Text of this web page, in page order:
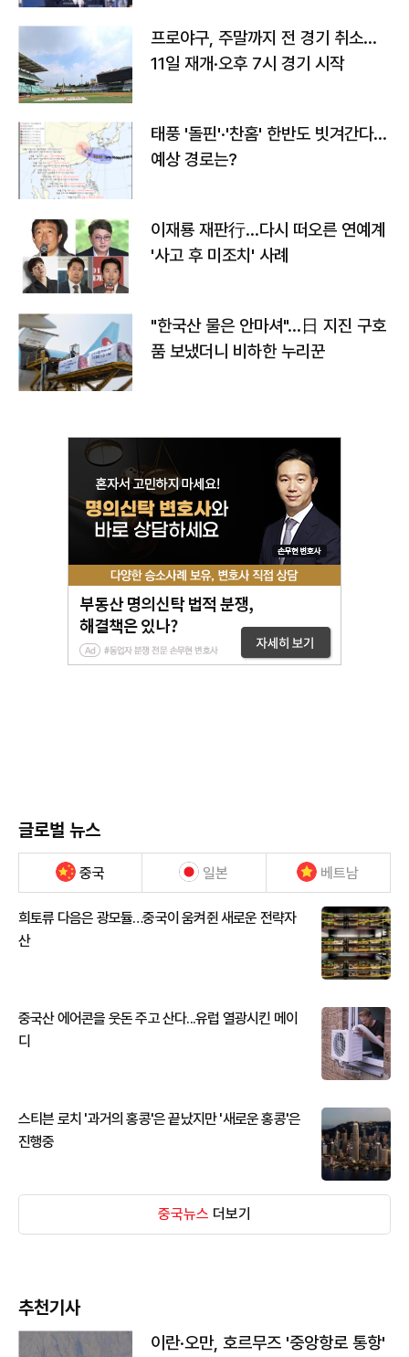
프로야구, 주말까지 전 경기 취소…
11일 재개·오후 7시 경기 시작
태풍 '돌핀'·'찬홈' 한반도 빗겨간다…
예상 경로는?
이재룡 재판行…다시 떠오른 연예계
'사고 후 미조치' 사례
"한국산 물은 안마셔"…日 지진 구호
품 보냈더니 비하한 누리꾼
글로벌 뉴스
중국 일본 베트남
희토류 다음은 광모듈…중국이 움켜쥔 새로운 전략자
산
중국산 에어콘을 웃돈 주고 산다...유럽 열광시킨 메이
디
스티븐 로치 '과거의 홍콩'은 끝났지만 '새로운 홍콩'은
진행중
중국뉴스 더보기
추천기사
이란·오만, 호르무즈 '중앙항로 통항'